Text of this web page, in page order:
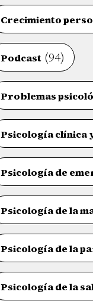
Crecimiento
Podcast (94)
Problemas
Psicología clínica
Psicología de
Psicología de la
Psicología de la
Psicología de la